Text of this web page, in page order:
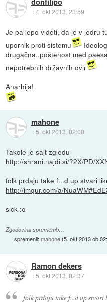
::4. okt 2013, 23:59
Je pa lepo videti, da je v jedru
upornik proti sistemu
drugačna..poštenost med
nepotrebnih državnih ovir
Anarhija!
mahone
:: 5. okt 2013, 02:00
Takole je sajt zgledu
http://shrani.najdi.si/?2X/PD/
folk prdaju take f...d up stvari
http://imgur.com/a/
sick :o
Zgodovina sprememb…
spremenil:mahone(5. okt 2013 ob
Ramon dekers
::5. okt 2013, 02:37
folk prdaju take f...d up stvari